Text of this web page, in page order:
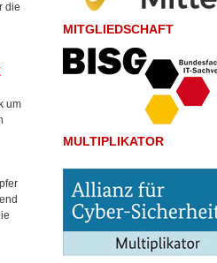
die
um
MITGLIEDSCHAFT
MULTIPLIKATOR